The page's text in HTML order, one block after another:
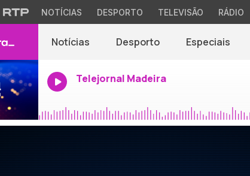
NOTÍCIAS DESPORTO TELEVISÃO RÁDIO
Notícias Desporto Especiais
Telejornal Madeira